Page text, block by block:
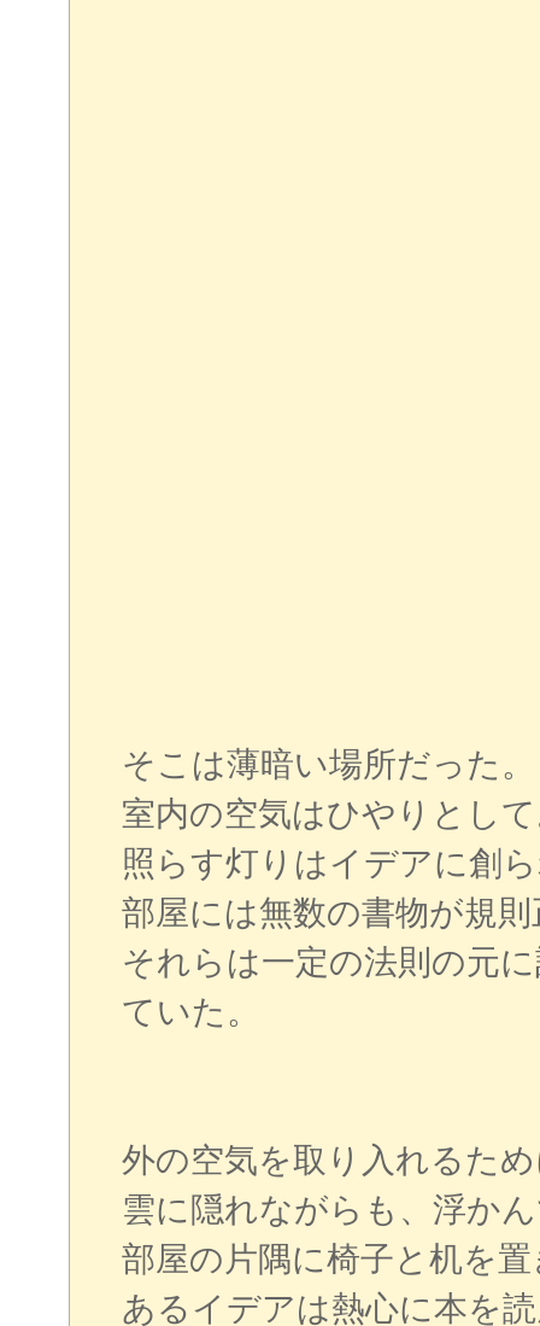
そこは薄暗い場所だった。
室内の空気はひやりとし
照らす灯りはイデアに創
部屋には無数の書物が規
それらは一定の法則の元
ていた。
外の空気を取り入れるた
雲に隠れながらも、浮か
部屋の片隅に椅子と机を
あるイデアは熱心に本を